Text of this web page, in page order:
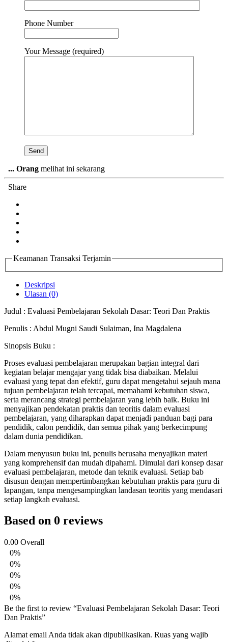
Phone Number
Your Message (required)
... Orang melihat ini sekarang
Share
Keamanan Transaksi Terjamin
Deskripsi
Ulasan (0)
Judul : Evaluasi Pembelajaran Sekolah Dasar: Teori Dan Praktis
Penulis : Abdul Mugni Saudi Sulaiman, Ina Magdalena
Sinopsis Buku :
Proses evaluasi pembelajaran merupakan bagian integral dari
kegiatan belajar mengajar yang tidak bisa diabaikan. Melalui
evaluasi yang tepat dan efektif, guru dapat mengetahui sejauh mana
tujuan pembelajaran telah tercapai, memahami kebutuhan siswa,
serta merancang strategi pembelajaran yang lebih baik. Buku ini
menyajikan pendekatan praktis dan teoritis dalam evaluasi
pembelajaran, yang diharapkan dapat menjadi panduan bagi para
pendidik, calon pendidik, dan semua pihak yang berkecimpung
dalam dunia pendidikan.
Dalam menyusun buku ini, penulis berusaha menyajikan materi
yang komprehensif dan mudah dipahami. Dimulai dari konsep dasar
evaluasi pembelajaran, metode dan teknik evaluasi. Setiap bab
disusun dengan mempertimbangkan kebutuhan praktis para guru di
lapangan, tanpa mengesampingkan landasan teoritis yang mendasari
setiap langkah evaluasi.
Based on 0 reviews
0.00 Overall
0%
0%
0%
0%
0%
Be the first to review “Evaluasi Pembelajaran Sekolah Dasar: Teori
Dan Praktis”
Alamat email Anda tidak akan dipublikasikan. Ruas yang wajib